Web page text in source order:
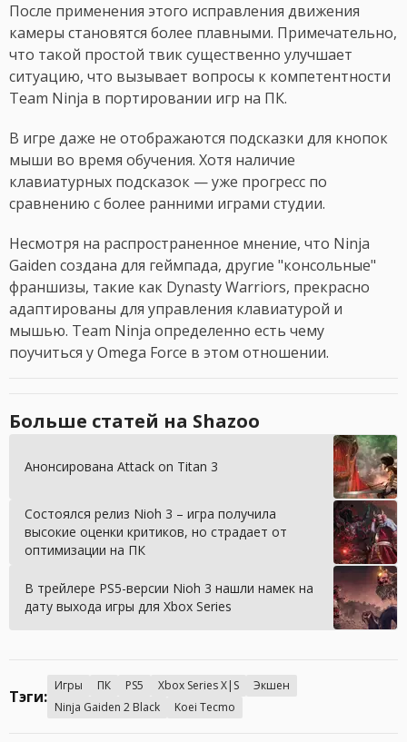
После применения этого исправления движения
камеры становятся более плавными. Примечательно,
что такой простой твик существенно улучшает
ситуацию, что вызывает вопросы к компетентности
Team Ninja в портировании игр на ПК.
В игре даже не отображаются подсказки для кнопок
мыши во время обучения. Хотя наличие
клавиатурных подсказок — уже прогресс по
сравнению с более ранними играми студии.
Несмотря на распространенное мнение, что Ninja
Gaiden создана для геймпада, другие "консольные"
франшизы, такие как Dynasty Warriors, прекрасно
адаптированы для управления клавиатурой и
мышью. Team Ninja определенно есть чему
поучиться у Omega Force в этом отношении.
Больше статей на Shazoo
Анонсирована Attack on Titan 3
Состоялся релиз Nioh 3 – игра получила
высокие оценки критиков, но страдает от
оптимизации на ПК
В трейлере PS5-версии Nioh 3 нашли намек на
дату выхода игры для Xbox Series
Тэги:
Игры ПК PS5 Xbox Series X|S
Экшен
Ninja Gaiden 2 Black
Koei Tecmo